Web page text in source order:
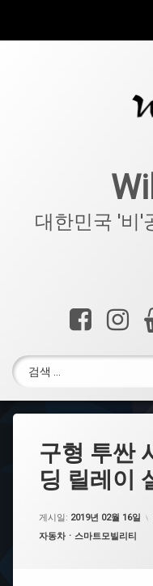
반려동물
대한민국 '비'
페이스
인
구형 투싼
딩 릴레이
게시일: 2019년 02월 16일
카테고리:
자동차ㆍ스마트모빌리티